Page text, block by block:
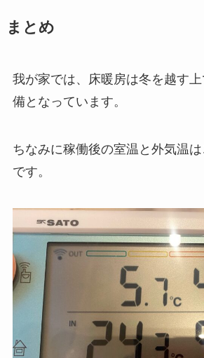
まとめ
我が家では、床暖房は冬を越す
備となっています。
ちなみに稼働後の室温と外気温
です。